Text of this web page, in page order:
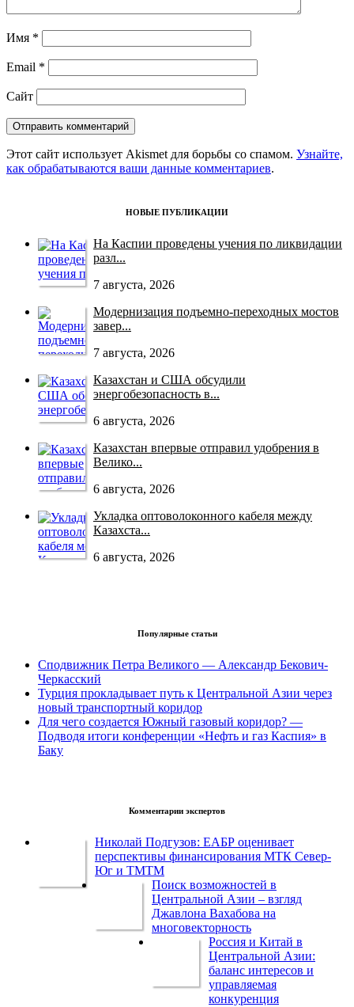
Имя *
Email *
Сайт
Этот сайт использует Akismet для борьбы со спамом. Узнайте,
как обрабатываются ваши данные комментариев.
НОВЫЕ ПУБЛИКАЦИИ
На Каспии проведены учения по ликвидации
разл...
7 августа, 2026
Модернизация подъемно-переходных мостов
завер...
7 августа, 2026
Казахстан и США обсудили
энергобезопасность в...
6 августа, 2026
Казахстан впервые отправил удобрения в
Велико...
6 августа, 2026
Укладка оптоволоконного кабеля между
Казахста...
6 августа, 2026
Популярные статьи
Сподвижник Петра Великого — Александр Бекович-
Черкасский
Турция прокладывает путь к Центральной Азии через
новый транспортный коридор
Для чего создается Южный газовый коридор? —
Подводя итоги конференции «Нефть и газ Каспия» в
Баку
Комментарии экспертов
Николай Подгузов: ЕАБР оценивает
перспективы финансирования МТК Север-
Юг и ТМТМ
Поиск возможностей в
Центральной Азии – взгляд
Джавлона Вахабова на
многовекторность
Россия и Китай в
Центральной Азии:
баланс интересов и
управляемая
конкуренция